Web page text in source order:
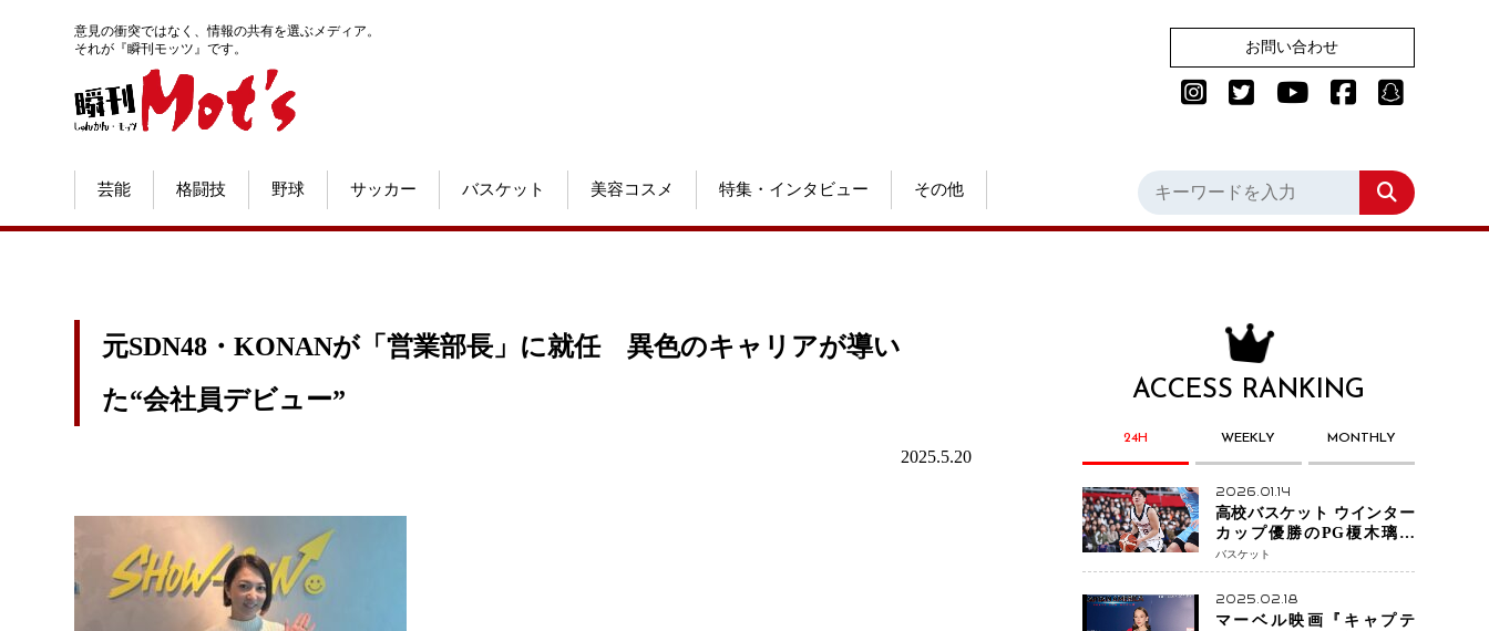
意見の衝突ではなく、情報の共有を選ぶメディア。
それが『瞬刊モッツ』です。
お問い合わせ
芸能 格闘技 野球 サッカー バスケット 美容コスメ 特集・インタビュー その他
元SDN48・KONANが「営業部長」に就任 異色のキャリアが導い
た“会社員デビュー”
2025.5.20
ACCESS RANKING
24H WEEKLY MONTHLY
2026.01.14
高校バスケット ウインター
カップ優勝のPG榎木璃旺
（えのき・りお）がプロの
現場へ―。
バスケット
2025.02.18
マーベル映画『キャプテ